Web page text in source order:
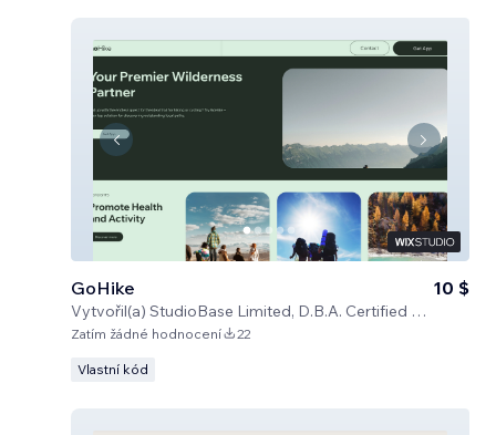
GoHike
Vytvořil(a) StudioBase Limited, D.B.A. Certified Code
10 $
Zatím žádné hodnocení 22
Vlastní kód